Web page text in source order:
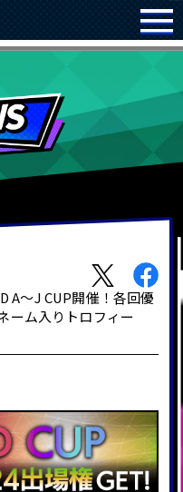
A～J CUP開催！各回優
ーム入りトロフィー